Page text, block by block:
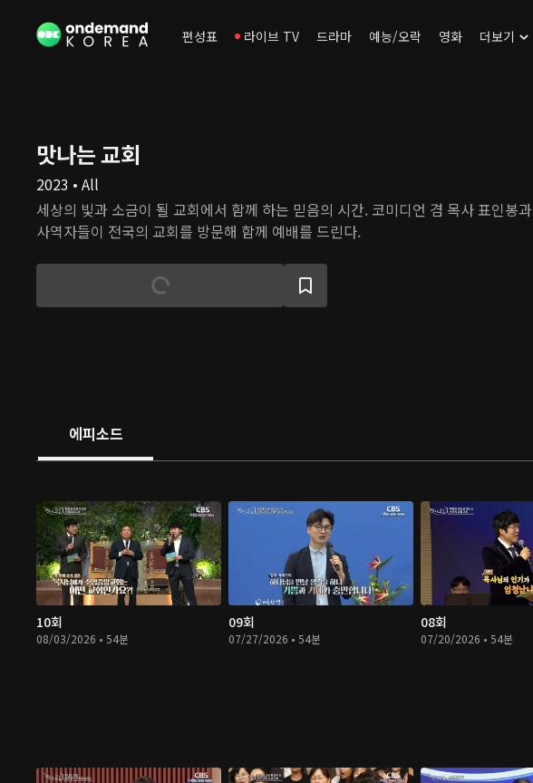
편성표 라이브 TV 드라마 예능/오락 영화 더보기
맛나는 교회
2023 • All
세상의 빛과 소금이 될 교회에서 함께 하는 믿음의 시간. 코미디언 겸 목사 표인봉과
사역자들이 전국의 교회를 방문해 함께 예배를 드린다.
에피소드
10회
08/03/2026 • 54분
09회
07/27/2026 • 54분
08회
07/20/2026 • 54분